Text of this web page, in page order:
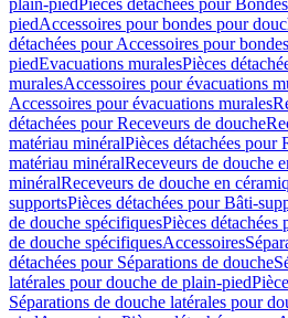
plain-piedPièces détachées pour
piedAccessoires pour bondes pour
détachées pour Accessoires pour
piedEvacuations muralesPièces
muralesAccessoires pour évacuations
Accessoires pour évacuations murales
détachées pour Receveurs de douche
matériau minéralPièces détachées pour
matériau minéralReceveurs de douche
minéralReceveurs de douche en
supportsPièces détachées pour Bâti-
de douche spécifiquesPièces
de douche spécifiquesAccessoires
détachées pour Séparations de douche
latérales pour douche de plain-pied
Séparations de douche latérales pour